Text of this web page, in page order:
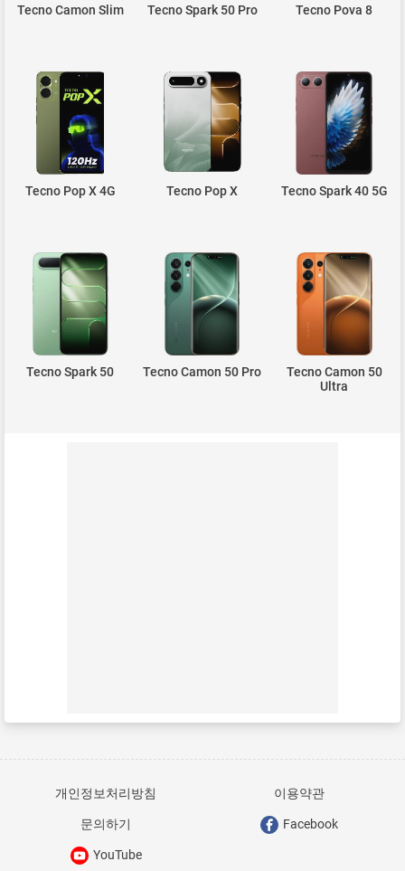
Tecno Camon Slim Tecno Spark 50 Pro Tecno Pova 8
Tecno Pop X 4G Tecno Pop X Tecno Spark 40 5G
Tecno Spark 50 Tecno Camon 50 Pro
Tecno Camon 50
Ultra
개인정보처리방침 이용약관
문의하기 Facebook
YouTube